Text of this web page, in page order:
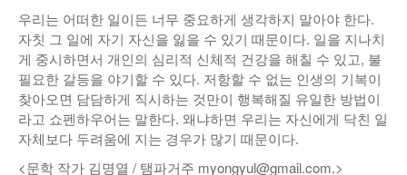
우리는 어떠한 일이든 너무 중요하게 생각하지 말아야 한다.
자칫 그 일에 자기 자신을 잃을 수 있기 때문이다. 일을 지나치
게 중시하면서 개인의 심리적 신체적 건강을 해칠 수 있고, 불
필요한 갈등을 야기할 수 있다. 저항할 수 없는 인생의 기복이
찾아오면 담담하게 직시하는 것만이 행복해질 유일한 방법이
라고 쇼펜하우어는 말한다. 왜냐하면 우리는 자신에게 닥친 일
자체보다 두려움에 지는 경우가 많기 때문이다.
<문학 작가 김명열 / 탬파거주 myongyul@gmail.com.>